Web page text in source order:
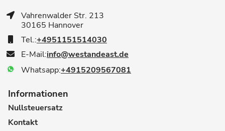
Vahrenwalder Str. 213
30165 Hannover
Tel.:+4951151514030
E-Mail:info@westandeast.de
Whatsapp:+4915209567081
Informationen
Nullsteuersatz
Kontakt